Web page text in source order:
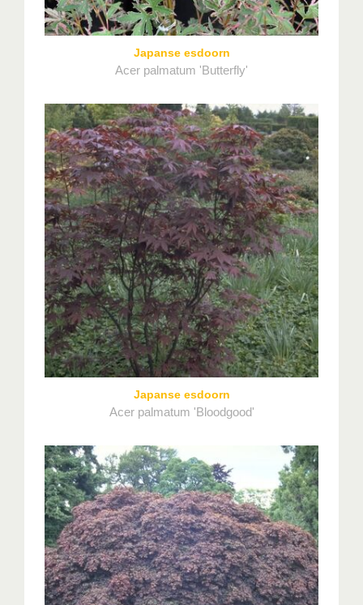
Japanse esdoorn
Acer palmatum 'Butterfly'
Japanse esdoorn
Acer palmatum 'Bloodgood'